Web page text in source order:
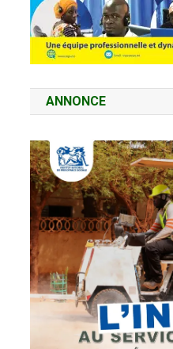
ANNONCE